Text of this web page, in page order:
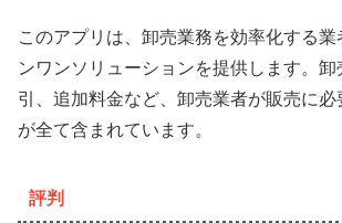
このアプリは、卸売業務を効率化する業
ンワンソリューションを提供します。卸
引、追加料金など、卸売業者が販売に
が全て含まれています。
評判